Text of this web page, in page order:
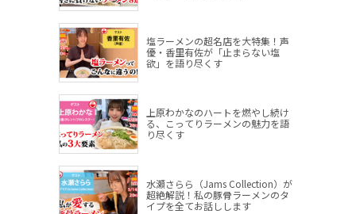
塩ラーメンの超名店を大特集！声
優・香里有佐が「止まらない塩
欲」を語り尽くす
上原わかなのハートを燃やし続け
る、こってりラーメンの魅力を語
り尽くす
水瀬さらら（Jams Collection）が
超絶解説！私の豚骨ラーメンのタ
イプを全てお話しします